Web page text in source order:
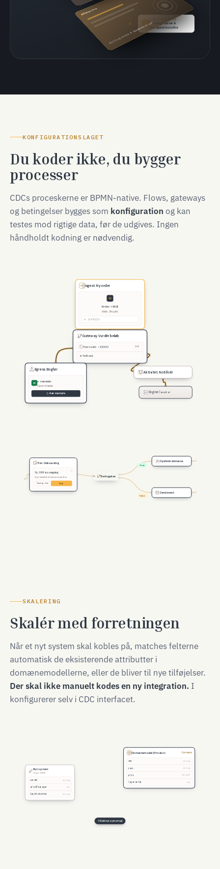
Data core
Datalagskerne & domænemodeller
LAG 3 | DATA CORE
Datalagskerne &
domænemodeller
KONFIGURATIONSLAGET
Du koder ikke, du bygger
processer
CDCs proceskerne er BPMN-native. Flows, gateways
og betingelser bygges som konfiguration og kan
testes mod rigtige data, før de udgives. Ingen
håndholdt kodning er nødvendig.
Ingest. Ny ordre
Ordre #4821
Kilde. Shopify
kr 12.480,00
Gateway. Vurdér beløb
1 Hvis beløb > 10.000 DKK
Fallback
Egress. Bogfør
ec
e-conomic
Opret kladde
Kør metode
Aktivitet. Notificér
Engine | master
Trin. Onboarding
Ny: JSONata-mapping
Knyt kildefelt til domæne­attribut.
Spring over Kør
Betingelse
True
False
Opdatér domæne
Send event
SKALERING
Skalér med forretningen
Når et nyt system skal kobles på, matches felterne
automatisk de eksisterende attributter i
domænemodellerne, eller de bliver til nye tilføjelser.
Der skal ikke manuelt kodes en ny integration. I
konfigurerer selv i CDC interfacet.
Nyt system
Lager-WMS
vareNr string
antalPaaLager int
lagerLokation string
Domænemodel | Product Domæne
sku string
navn string
pris decimal
lagerantal int
Kobl nyt system på